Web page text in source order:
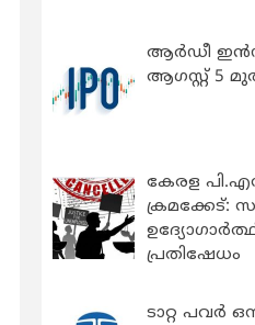
ആർഡീ
ആഗസ്റ്റ് 5
കേരള
ക്രമക്കേട്:
പ്രതിഷേധം
ടാറ്റ പവർ